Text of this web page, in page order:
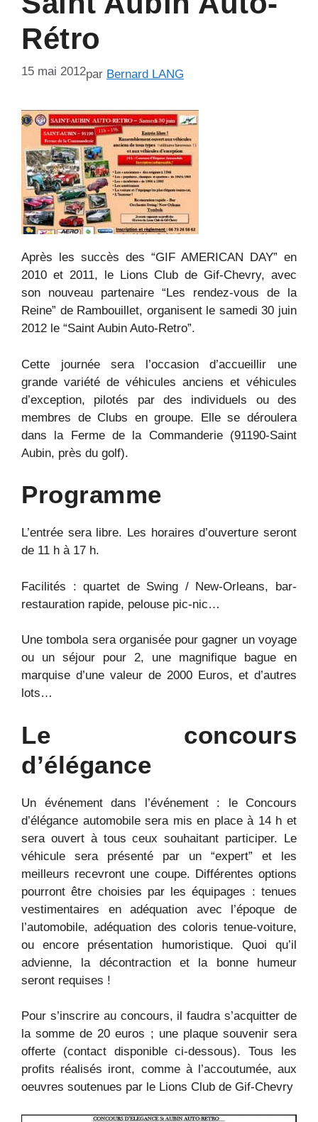
Rétro
15 mai 2012par Bernard LANG
Après les succès des “GIF AMERICAN DAY” en
2010 et 2011, le Lions Club de Gif-Chevry, avec
son nouveau partenaire “Les rendez-vous de la
Reine” de Rambouillet, organisent le samedi 30 juin
2012 le “Saint Aubin Auto-Retro”.
Cette journée sera l’occasion d’accueillir une
grande variété de véhicules anciens et véhicules
d’exception, pilotés par des individuels ou des
membres de Clubs en groupe. Elle se déroulera
dans la Ferme de la Commanderie (91190-Saint
Aubin, près du golf).
Programme
L’entrée sera libre. Les horaires d’ouverture seront
de 11 h à 17 h.
Facilités : quartet de Swing / New-Orleans, bar-
restauration rapide, pelouse pic-nic…
Une tombola sera organisée pour gagner un voyage
ou un séjour pour 2, une magnifique bague en
marquise d’une valeur de 2000 Euros, et d’autres
lots…
Le concours
d’élégance
Un événement dans l’événement : le Concours
d’élégance automobile sera mis en place à 14 h et
sera ouvert à tous ceux souhaitant participer. Le
véhicule sera présenté par un “expert” et les
meilleurs recevront une coupe. Différentes options
pourront être choisies par les équipages : tenues
vestimentaires en adéquation avec l’époque de
l’automobile, adéquation des coloris tenue-voiture,
ou encore présentation humoristique. Quoi qu’il
advienne, la décontraction et la bonne humeur
seront requises !
Pour s’inscrire au concours, il faudra s’acquitter de
la somme de 20 euros ; une plaque souvenir sera
offerte (contact disponible ci-dessous). Tous les
profits réalisés iront, comme à l’accoutumée, aux
oeuvres soutenues par le Lions Club de Gif-Chevry